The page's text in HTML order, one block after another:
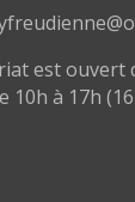
est ouvert
10h à 17h